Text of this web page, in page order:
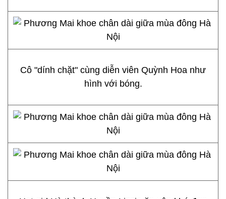
Cô "dính chặt" cùng diễn viên Quỳnh Hoa như
hình với bóng.